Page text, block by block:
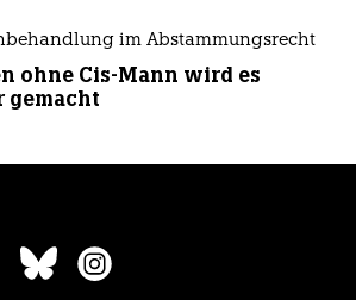
im Abstammungsrecht
ohne Cis-Mann wird es
gemacht